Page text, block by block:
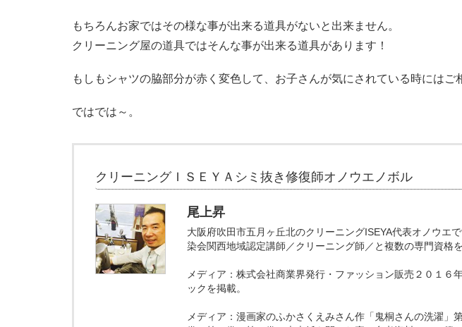
もちろんお家ではその様な事が出来る道具がないと出来ません。
クリーニング屋の道具ではそんな事が出来る道具があります！
もしもシャツの脇部分が赤く変色して、お子さんが気にされている時にはご
ではでは～。
クリーニングＩＳＥＹＡシミ抜き修復師オノウエノボル
尾上昇
大阪府吹田市五月ヶ丘北のクリーニングISEYA代表オノウエ
染会関西地域認定講師／クリーニング師／と複数の専門資格を
メディア：株式会社商業界発行・ファッション販売２０１６
ックを掲載。
メディア：漫画家のふかさくえみさん作「鬼桐さんの洗濯」